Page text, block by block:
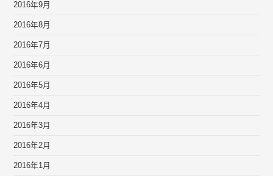
2016年9月
2016年8月
2016年7月
2016年6月
2016年5月
2016年4月
2016年3月
2016年2月
2016年1月